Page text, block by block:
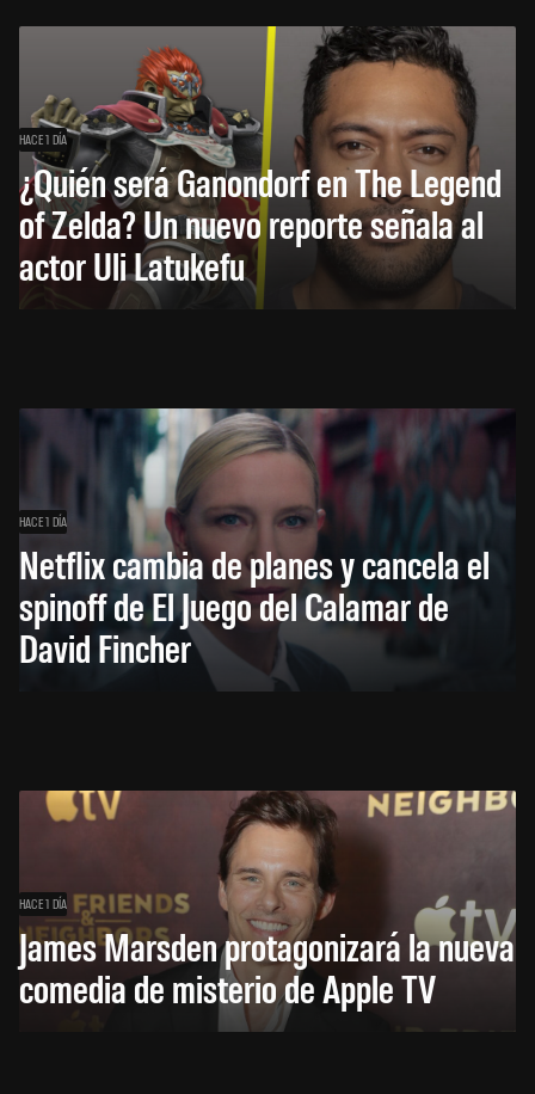
HACE 1 DÍA
¿Quién será Ganondorf en The Legend
of Zelda? Un nuevo reporte señala al
actor Uli Latukefu
HACE 1 DÍA
Netflix cambia de planes y cancela el
spinoff de El Juego del Calamar de
David Fincher
HACE 1 DÍA
James Marsden protagonizará la nueva
comedia de misterio de Apple TV